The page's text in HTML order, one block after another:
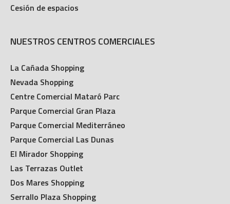
Cesión de espacios
NUESTROS CENTROS COMERCIALES
La Cañada Shopping
Nevada Shopping
Centre Comercial Mataró Parc
Parque Comercial Gran Plaza
Parque Comercial Mediterráneo
Parque Comercial Las Dunas
El Mirador Shopping
Las Terrazas Outlet
Dos Mares Shopping
Serrallo Plaza Shopping